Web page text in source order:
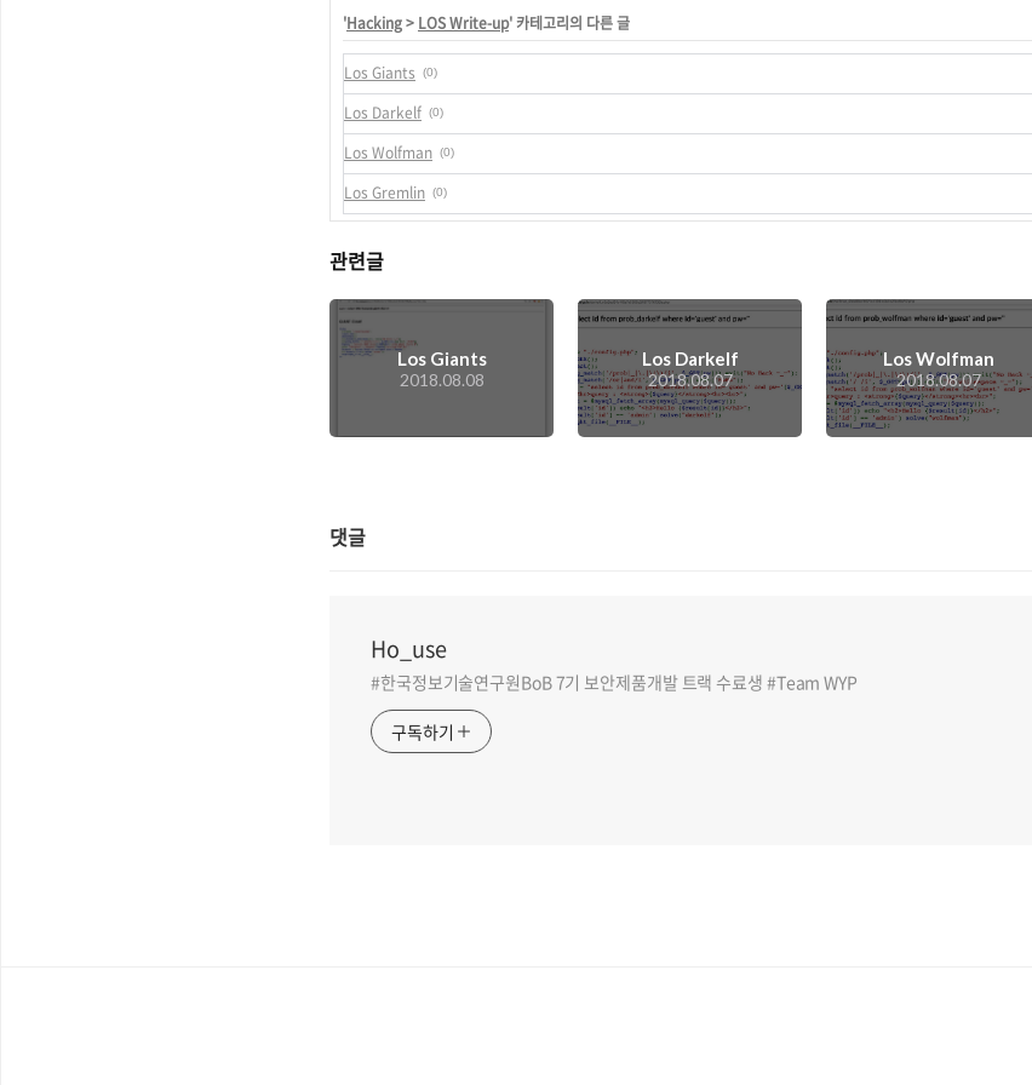
'Hacking> LOS Write-up' 카테고리의 다른 글
Los Giants (0)
Los Darkelf (0)
Los Wolfman (0)
Los Gremlin (0)
관련글
Los Giants
2018.08.08
Los Darkelf
2018.08.07
Los Wolfman
2018.08.07
댓글
Ho_use
#한국정보기술연구원BoB 7기 보안제품개발 트랙 수료생 #Team WYP
구독하기